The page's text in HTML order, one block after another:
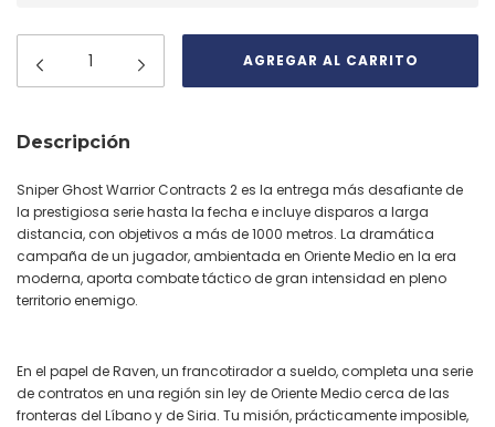
Descripción
Sniper Ghost Warrior Contracts 2 es la entrega más desafiante de
la prestigiosa serie hasta la fecha e incluye disparos a larga
distancia, con objetivos a más de 1000 metros. La dramática
campaña de un jugador, ambientada en Oriente Medio en la era
moderna, aporta combate táctico de gran intensidad en pleno
territorio enemigo.
En el papel de Raven, un francotirador a sueldo, completa una serie
de contratos en una región sin ley de Oriente Medio cerca de las
fronteras del Líbano y de Siria. Tu misión, prácticamente imposible,